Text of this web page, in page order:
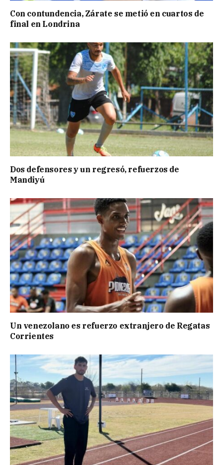
Con contundencia, Zárate se metió en cuartos de
final en Londrina
Dos defensores y un regresó, refuerzos de
Mandiyú
Un venezolano es refuerzo extranjero de Regatas
Corrientes